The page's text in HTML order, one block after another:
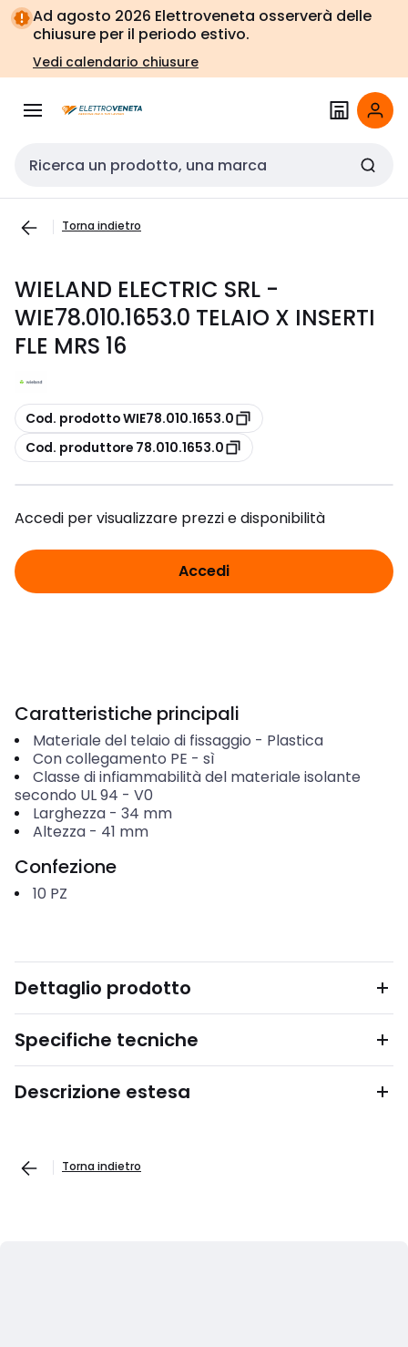
Vai alla
navigazione
Vai
alla
pagina
Ad agosto 2026 Elettroveneta osserverà delle
chiusure per il periodo estivo.
Vedi calendario chiusure
Cerca input
Torna indietro
WIELAND ELECTRIC SRL -
WIE78.010.1653.0 TELAIO X INSERTI
FLE MRS 16
copia
Cod. prodotto WIE78.010.1653.0
copia
Cod. produttore 78.010.1653.0
Accedi per visualizzare prezzi e disponibilità
Accedi
Caratteristiche principali
Materiale del telaio di fissaggio - Plastica
Con collegamento PE - sì
Classe di infiammabilità del materiale isolante
secondo UL 94 - V0
Larghezza- 34 mm
Altezza- 41 mm
Confezione
10 PZ
Dettaglio prodotto
Specifiche tecniche
Descrizione estesa
Torna indietro